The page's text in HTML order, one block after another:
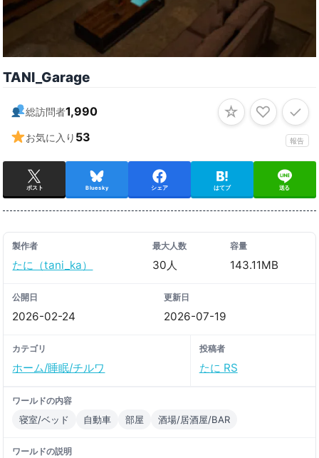
TANI_Garage
総訪問者1,990
お気に入り 53 報告
☆ ♡ ✓
ポスト Bluesky シェア はてブ 送る
製作者
たに（tani_ka）
最大人数
30人
容量
143.11MB
公開日
2026-02-24
更新日
2026-07-19
カテゴリ
ホーム/睡眠/チルワ
投稿者
たに RS
ワールドの内容
寝室/ベッド 自動車 部屋 酒場/居酒屋/BAR
ワールドの説明